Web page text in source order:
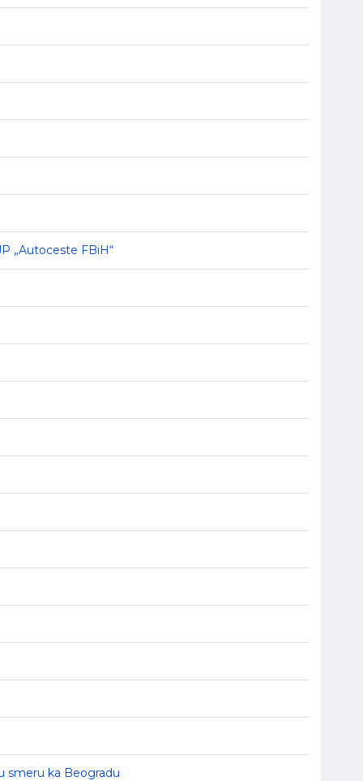
„Autoceste FBiH“
smeru ka Beogradu